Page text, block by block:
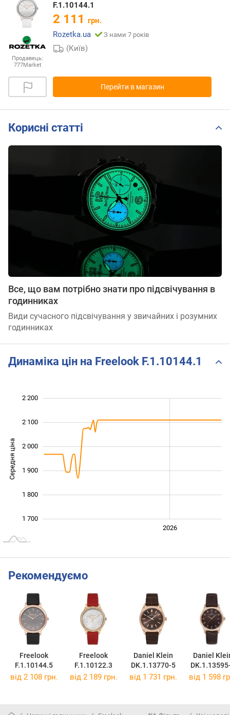
Продавець:
777Market
F.1.10144.1
2 111 грн.
Rozetka.ua
З нами 7 років
(Київ)
Перейти в магазин
Корисні статті
Все, що вам потрібно знати про підсвічування в
годинниках
Види сучасного підсвічування у звичайних і розумних
годинниках
Динаміка цін на Freelook F.1.10144.1
Середня ціна
1 700
1 800
1 900
2 000
2 100
2 200
2026
Рекомендуємо
Freelook
F.1.10144.5
Freelook
F.1.10122.3
Daniel Klein
DK.1.13770-5
Daniel
від 2 108 грн. від 2 189 грн. від 1 731 грн. від 1 598